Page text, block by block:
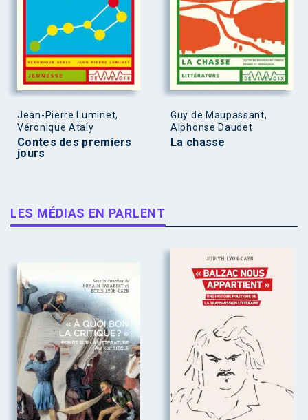
Jean-Pierre Luminet,
Véronique Ataly
Contes des premiers
jours
Guy de Maupassant,
Alphonse Daudet
La chasse
LES MÉDIAS EN PARLENT